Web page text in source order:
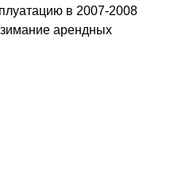
в 2007-2008
арендных